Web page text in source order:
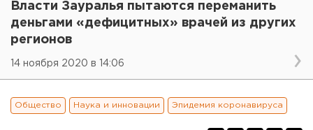
Власти Зауралья пытаются переманить
деньгами «дефицитных» врачей из других
регионов
14 ноября 2020 в 14:06
Общество Наука и инновации Эпидемия коронавируса